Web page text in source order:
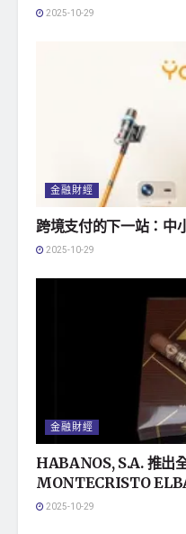
2025-10-29
金融財經
跨境支付的下一站：中
2025-10-29
金融財經
HABANOS, S.A. 推出
MONTECRISTO
2025-10-29